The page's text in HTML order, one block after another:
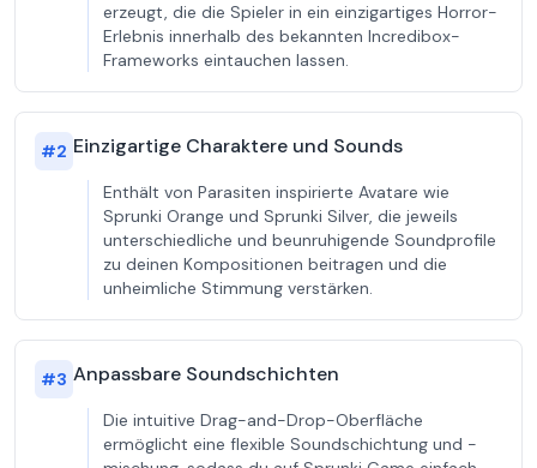
erzeugt, die die Spieler in ein einzigartiges Horror-
Erlebnis innerhalb des bekannten Incredibox-
Frameworks eintauchen lassen.
#2 Einzigartige Charaktere und Sounds
Enthält von Parasiten inspirierte Avatare wie
Sprunki Orange und Sprunki Silver, die jeweils
unterschiedliche und beunruhigende Soundprofile
zu deinen Kompositionen beitragen und die
unheimliche Stimmung verstärken.
#3 Anpassbare Soundschichten
Die intuitive Drag-and-Drop-Oberfläche
ermöglicht eine flexible Soundschichtung und -